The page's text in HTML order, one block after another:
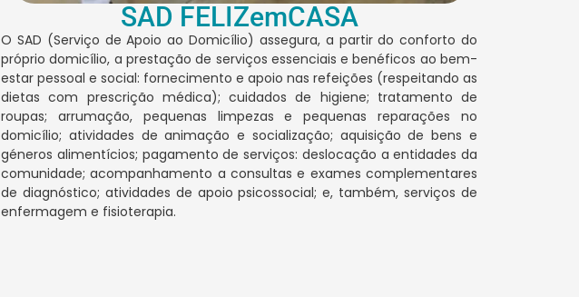
SAD FELIZemCASA
O SAD (Serviço de Apoio ao Domicílio) assegura, a partir do conforto do
próprio domicílio, a prestação de serviços essenciais e benéficos ao bem-
estar pessoal e social: fornecimento e apoio nas refeições (respeitando as
dietas com prescrição médica); cuidados de higiene; tratamento de
roupas; arrumação, pequenas limpezas e pequenas reparações no
domicílio; atividades de animação e socialização; aquisição de bens e
géneros alimentícios; pagamento de serviços: deslocação a entidades da
comunidade; acompanhamento a consultas e exames complementares
de diagnóstico; atividades de apoio psicossocial; e, também, serviços de
enfermagem e fisioterapia.